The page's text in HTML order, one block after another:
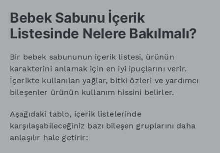
Bebek Sabunu İçerik
Listesinde Nelere Bakılmalı?
Bir bebek sabununun içerik listesi, ürünün
karakterini anlamak için en iyi ipuçlarını verir.
İçerikte kullanılan yağlar, bitki özleri ve yardımcı
bileşenler ürünün kullanım hissini belirler.
Aşağıdaki tablo, içerik listelerinde
karşılaşabileceğiniz bazı bileşen gruplarını daha
anlaşılır hale getirir: